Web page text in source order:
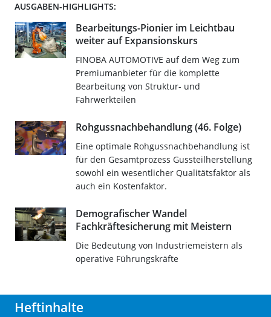
AUSGABEN-HIGHLIGHTS:
Bearbeitungs-Pionier im Leichtbau
weiter auf Expansionskurs
FINOBA AUTOMOTIVE auf dem Weg zum
Premiumanbieter für die komplette
Bearbeitung von Struktur- und
Fahrwerkteilen
Rohgussnachbehandlung (46. Folge)
Eine optimale Rohgussnachbehandlung ist
für den Gesamtprozess Gussteilherstellung
sowohl ein wesentlicher Qualitätsfaktor als
auch ein Kostenfaktor.
Demografischer Wandel 
Fachkräftesicherung mit Meistern
Die Bedeutung von Industriemeistern als
operative Führungskräfte
Heftinhalte